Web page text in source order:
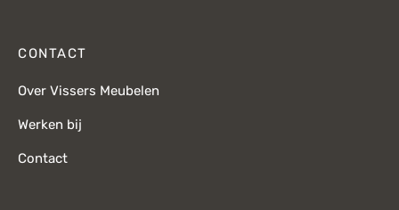
CONTACT
Over Vissers Meubelen
Werken bij
Contact